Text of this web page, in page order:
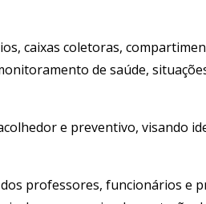
caixas coletoras,
de saúde,
e preventivo, visando
professores, funcionários e